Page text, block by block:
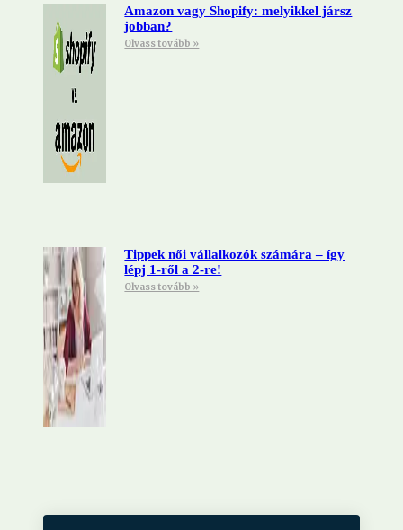
Amazon vagy Shopify: melyikkel jársz
jobban?
Olvass tovább »
Tippek női vállalkozók számára – így
lépj 1-ről a 2-re!
Olvass tovább »